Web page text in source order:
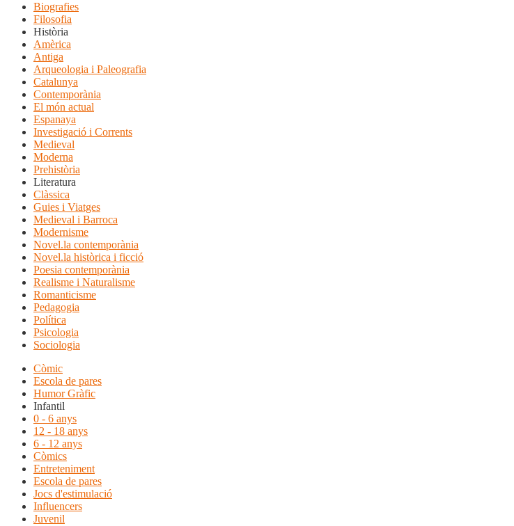
Biografies
Filosofia
Història
Amèrica
Antiga
Arqueologia i Paleografia
Catalunya
Contemporània
El món actual
Espanaya
Investigació i Corrents
Medieval
Moderna
Prehistòria
Literatura
Clàssica
Guies i Viatges
Medieval i Barroca
Modernisme
Novel.la contemporània
Novel.la històrica i ficció
Poesia contemporània
Realisme i Naturalisme
Romanticisme
Pedagogia
Política
Psicologia
Sociologia
Còmic
Escola de pares
Humor Gràfic
Infantil
0 - 6 anys
12 - 18 anys
6 - 12 anys
Còmics
Entreteniment
Escola de pares
Jocs d'estimulació
Influencers
Juvenil